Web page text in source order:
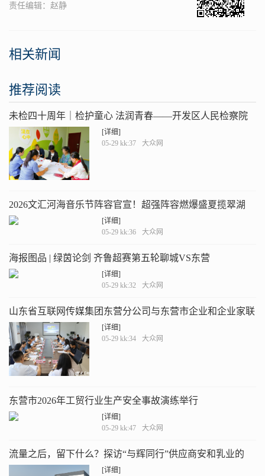
责任编辑：赵静
相关新闻
推荐阅读
未检四十周年｜检护童心 法润青春——开发区人民检察院
未检工作的高质量发展之路
[详细]
05-29 kk:37
大众网
2026文汇河海音乐节阵容官宣！超强阵容燃爆盛夏揽翠湖
[详细]
05-29 kk:36
大众网
海报图品 | 绿茵论剑 齐鲁超赛第五轮聊城VS东营
[详细]
05-29 kk:32
大众网
山东省互联网传媒集团东营分公司与东营市企业和企业家联
合会举行座谈交流活动[详细]
05-29 kk:34
大众网
东营市2026年工贸行业生产安全事故演练举行
[详细]
05-29 kk:47
大众网
流量之后，留下什么？探访“与辉同行”供应商安和乳业的
“硬核”底气从何而来？
[详细]